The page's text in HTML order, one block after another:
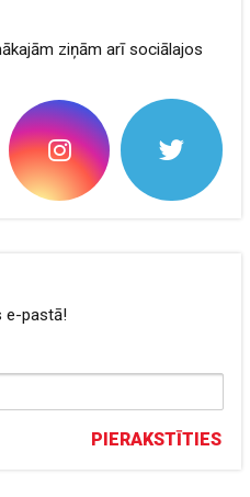
ziņām arī sociālajos
e-pastā!
PIERAKSTĪTIES